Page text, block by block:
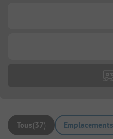
Tous(37) Emplacements